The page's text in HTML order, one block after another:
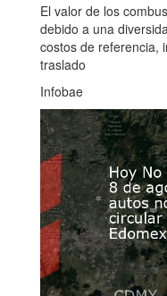
El valor de los
debido a una
costos de referencia,
traslado
Infobae